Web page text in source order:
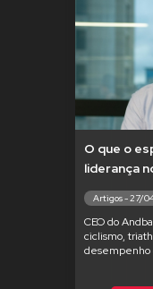
O que o
liderança
Artigos - 27/
CEO do
ciclismo,
desempenho